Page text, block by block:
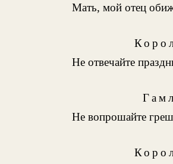
Мать, мой отец
Не отвечайте
Не вопрошайте